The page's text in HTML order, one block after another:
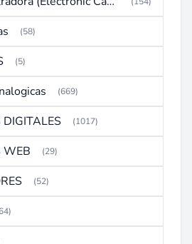
(58)
(5)
(669)
(1017)
WEB (29)
(52)